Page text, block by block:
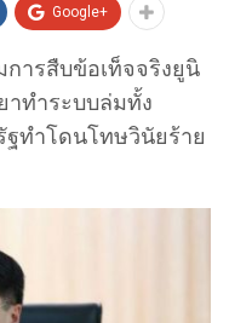
Google+
ารสืบข้อเท็จจริงยูนิ
าทำระบบล่มทั้ง
ฐทำโดนโทษวินัยร้าย